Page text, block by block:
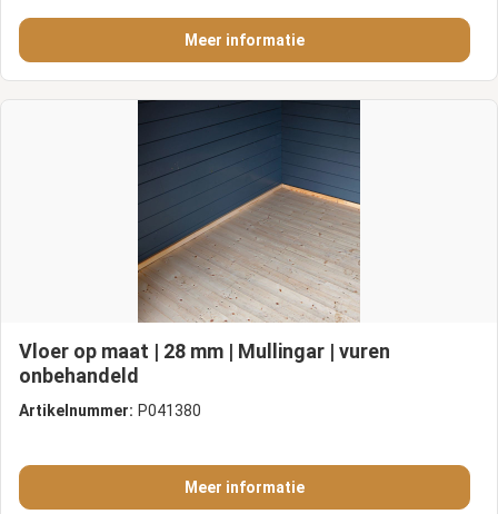
Meer informatie
Vloer op maat | 28 mm | Mullingar | vuren
onbehandeld
Artikelnummer: P041380
Meer informatie